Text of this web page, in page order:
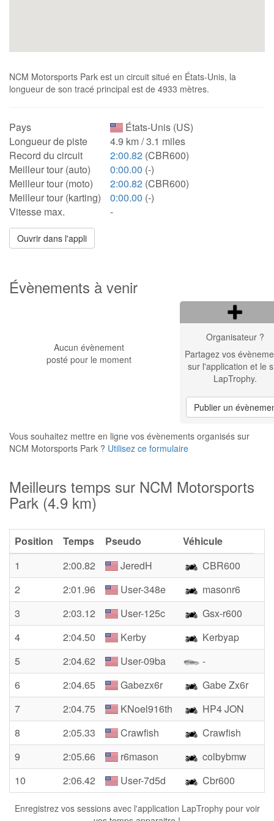
NCM Motorsports Park est un circuit situé en États-Unis, la
longueur de son tracé principal est de 4933 mètres.
Pays
États-Unis (US)
Longueur de piste
4.9 km / 3.1 miles
Record du circuit
2:00.82 (CBR600)
Meilleur tour (auto)
0:00.00 (-)
Meilleur tour (moto)
2:00.82 (CBR600)
Meilleur tour (karting)
0:00.00 (-)
Vitesse max.
-
Ouvrir dans l'appli
Évènements à venir
Aucun évènement
posté pour le moment
Organisateur ?
Partagez vos
sur l'application et le
LapTrophy.
Publier un
Vous souhaitez mettre en ligne vos évènements organisés sur
NCM Motorsports Park ? Utilisez ce formulaire
Meilleurs temps sur NCM Motorsports
Park (4.9 km)
Position Temps Pseudo
Véhicule
1
2:00.82 JeredH
CBR600
2
2:01.96 User-348e
masonr6
3
2:03.12 User-125c
Gsx-r600
4
2:04.50 Kerby
Kerbyap
5
2:04.62 User-09ba
-
6
2:04.65 Gabezx6r
Gabe Zx6r
7
2:04.75 KNoel916th
HP4 JON
8
2:05.33 Crawfish
Crawfish
9
2:05.66 r6mason
colbybmw
10
2:06.42 User-7d5d Cbr600
Enregistrez vos sessions avec l'application LapTrophy pour voir